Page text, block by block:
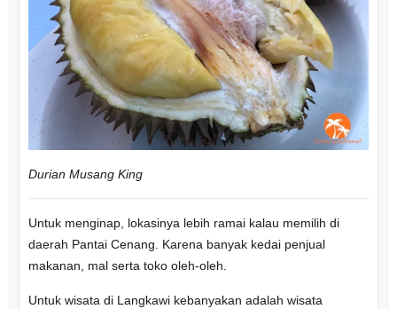
Durian Musang King
Untuk menginap, lokasinya lebih ramai kalau memilih di
daerah Pantai Cenang. Karena banyak kedai penjual
makanan, mal serta toko oleh-oleh.
Untuk wisata di Langkawi kebanyakan adalah wisata